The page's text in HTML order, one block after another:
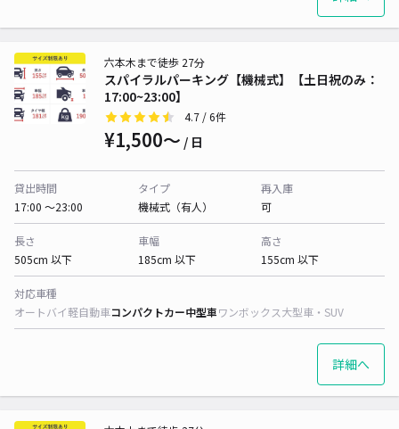
スパイラルパーキング【機械式】【土日祝のみ：
17:00~23:00】
六本木まで徒歩 27分
4.7 / 6件
¥1,500〜 / 日
貸出時間
17:00 〜23:00
タイプ
機械式（有人）
再入庫
可
長さ
505cm 以下
車幅
185cm 以下
高さ
155cm 以下
対応車種
オートバイ軽自動車コンパクトカー中型車ワンボックス大型車・SUV
詳細へ